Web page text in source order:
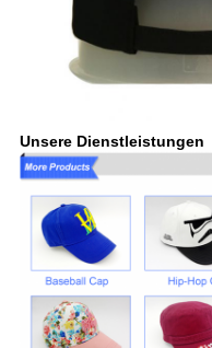
Unsere Dienstleistungen